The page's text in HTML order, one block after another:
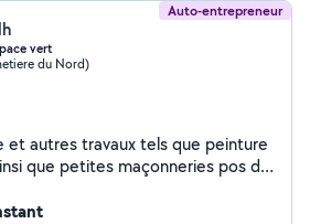
Auto-entrepreneur
vert
du Nord)
et autres travaux tels que peinture
que petites maçonneries pos de